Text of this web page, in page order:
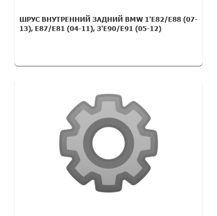
ШРУС ВНУТРЕННИЙ ЗАДНИЙ BMW 1'E82/E88 (07-
13), E87/E81 (04-11), 3'E90/E91 (05-12)